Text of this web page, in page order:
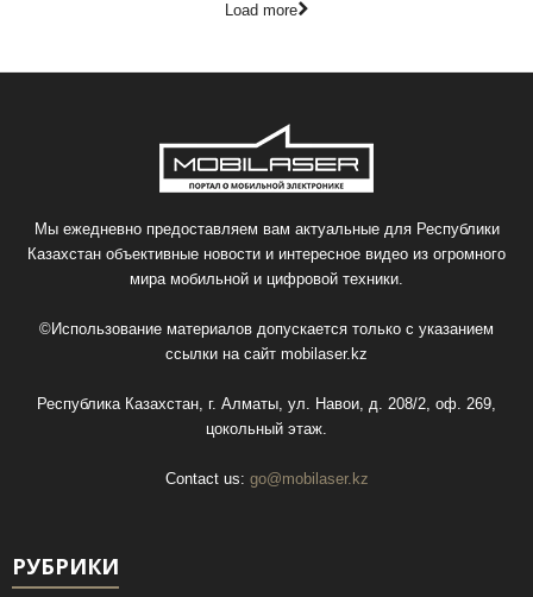
Load more
Мы ежедневно предоставляем вам актуальные для Республики
Казахстан объективные новости и интересное видео из огромного
мира мобильной и цифровой техники.
©Использование материалов допускается только с указанием
ссылки на сайт mobilaser.kz
Республика Казахстан, г. Алматы, ул. Навои, д. 208/2, оф. 269,
цокольный этаж.
Contact us: go@mobilaser.kz
РУБРИКИ